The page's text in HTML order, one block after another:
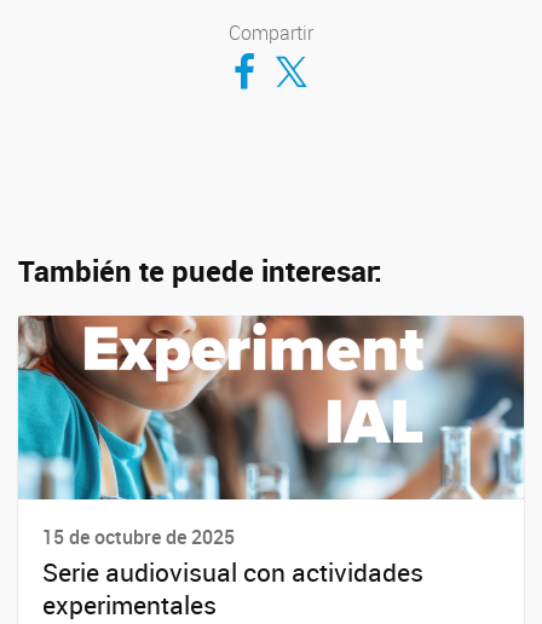
Compartir
Compartir en Facebook
Compartir en Twitter
También te puede interesar:
15 de octubre de 2025
Serie audiovisual con actividades
experimentales